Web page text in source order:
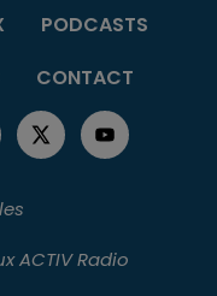
PODCASTS
CONTACT
ACTIV Radio